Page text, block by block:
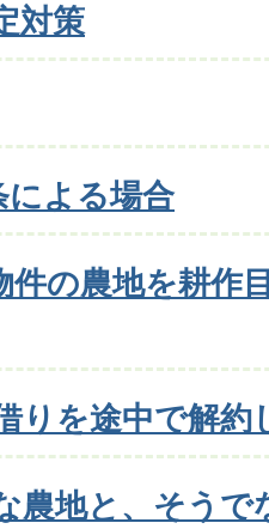
対策
よる場合
件の農地を耕作
りを途中で解約
農地と、そうで